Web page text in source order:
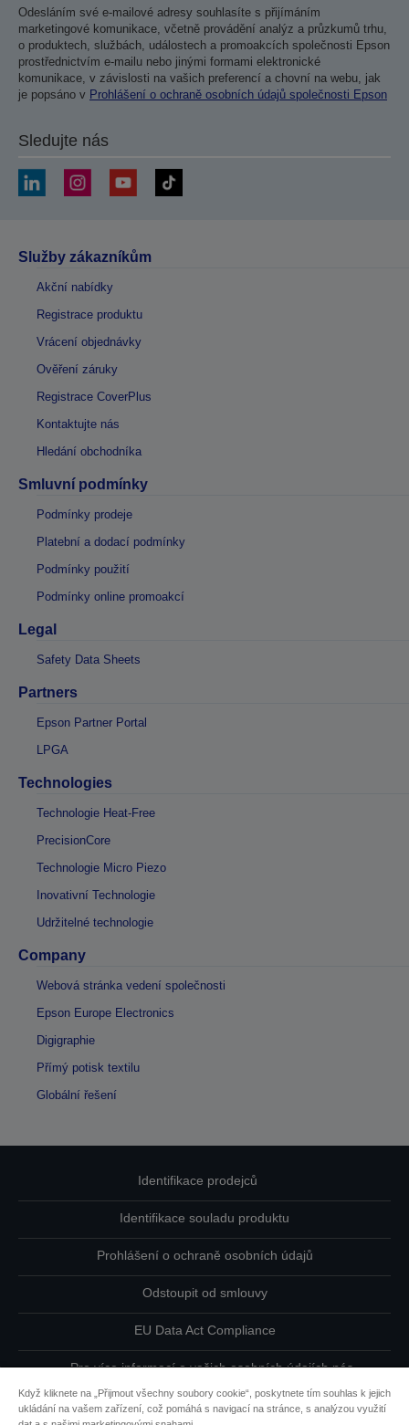
Odesláním své e-mailové adresy souhlasíte s přijímáním
marketingové komunikace, včetně provádění analýz a průzkumů trhu,
o produktech, službách, událostech a promoakcích společnosti Epson
prostřednictvím e-mailu nebo jinými formami elektronické
komunikace, v závislosti na vašich preferencí a chovní na webu, jak
je popsáno v Prohlášení o ochraně osobních údajů společnosti Epson
Sledujte nás
Služby zákazníkům
Akční nabídky
Registrace produktu
Vrácení objednávky
Ověření záruky
Registrace CoverPlus
Kontaktujte nás
Hledání obchodníka
Smluvní podmínky
Podmínky prodeje
Platební a dodací podmínky
Podmínky použití
Podmínky online promoakcí
Legal
Safety Data Sheets
Partners
Epson Partner Portal
LPGA
Technologies
Technologie Heat-Free
PrecisionCore
Technologie Micro Piezo
Inovativní Technologie
Udržitelné technologie
Company
Webová stránka vedení společnosti
Epson Europe Electronics
Digigraphie
Přímý potisk textilu
Globální řešení
Identifikace prodejců
Identifikace souladu produktu
Prohlášení o ochraně osobních údajů
Odstoupit od smlouvy
EU Data Act Compliance
Pro více informací o vašich osobních údajích nás
Když kliknete na „Přijmout všechny soubory cookie“, poskytnete tím souhlas k jejich
ukládání na vašem zařízení, což pomáhá s navigací na stránce, s analýzou využití